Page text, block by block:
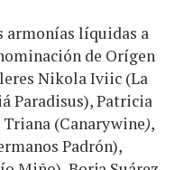
armonías líquidas a
de Orígen
Nikola Iviic (La
Paradisus), Patricia
(Canarywine),
Padrón),